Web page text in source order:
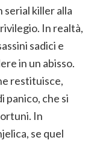
serial killer alla
In realtà,
sadici e
in un abisso.
restituisce,
panico, che si
In
se quel